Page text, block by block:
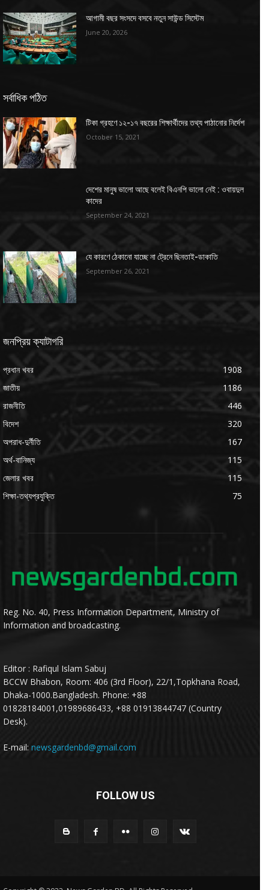
আগামী বছর সংসদে বসবে নতুন সাউন্ড সিস্টেম
June 20, 2026
সর্বাধিক পঠিত
টিকা গ্রহণে ১২-১৭ বছরের শিক্ষার্থীদের তথ্য পাঠানোর নির্দেশ
October 15, 2021
দেশের মানুষ ভালো আছে বলেই বিএনপি ভালো নেই : ওবায়দুল
কাদের
September 24, 2021
যে কারণে ঠেকানো যাচ্ছে না ট্রেনে ছিনতাই-ডাকাতি
September 26, 2021
জনপ্রিয় ক্যাটাগরি
প্রধান খবর
1908
জাতীয়
1186
রাজনীতি
446
বিদেশ
320
অপরাধ-দুর্নীতি
167
অর্থ-বানিজ্য
115
জেলার খবর
115
শিক্ষা-তথ্যপ্রযুক্তি
75
Reg. No. 40, Press Information Department, Ministry of
Information and broadcasting.
Editor : Rafiqul Islam Sabuj
BCCW Bhabon, Room: 406 (3rd Floor), 22/1,Topkhana Road,
Dhaka-1000.Bangladesh. Phone: +88
01828184001,01989686433, +88 01913844747 (Country
Desk).
E-mail: newsgardenbd@gmail.com
FOLLOW US